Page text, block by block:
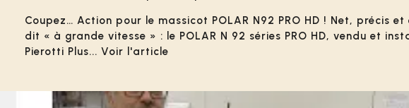
Coupez… Action pour le massicot POLAR N92 PRO HD ! Net, précis
dit « à grande vitesse » : le POLAR N 92 séries PRO HD, vendu et
Pierotti Plus... Voir l'article